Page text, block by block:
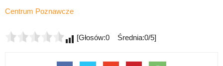
Centrum Poznawcze
[Głosów:0 Średnia:0/5]